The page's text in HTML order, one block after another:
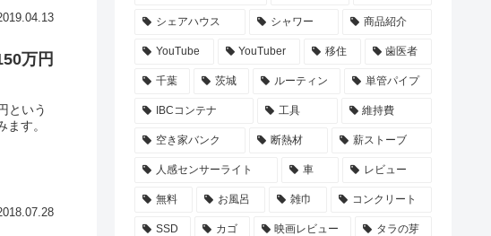
万円
という
す。
シェアハウス シャワー 商品紹介
YouTube YouTuber 移住 歯医者
千葉 茨城 ルーティン 単管パイプ
IBCコンテナ 工具 維持費
空き家バンク 断熱材 薪ストーブ
人感センサーライト 車 レビュー
無料 お風呂 雑巾 コンクリート
SSD カゴ 映画レビュー タラの芽